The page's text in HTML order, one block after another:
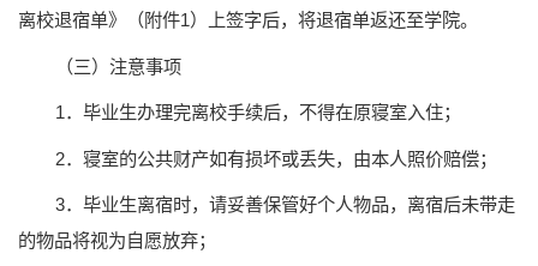
离校退宿单》（附件1）上签字后，将退宿单返还至学院。
（三）注意事项
1．毕业生办理完离校手续后，不得在原寝室入住；
2．寝室的公共财产如有损坏或丢失，由本人照价赔偿；
3．毕业生离宿时，请妥善保管好个人物品，离宿后未带走
的物品将视为自愿放弃；